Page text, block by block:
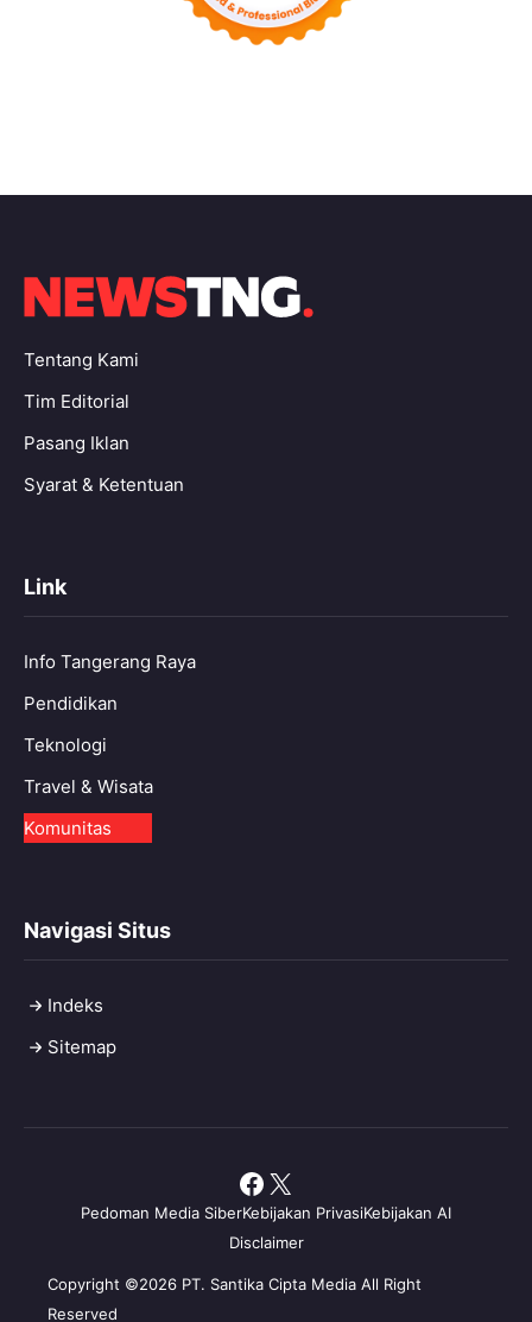
Tentang Kami
Tim Editorial
Pasang Iklan
Syarat & Ketentuan
Link
Info Tangerang Raya
Pendidikan
Teknologi
Travel & Wisata
Komunitas
Navigasi Situs
Indeks
Sitemap
Copyright ©2026 PT. Santika Cipta Media All Right
Reserved
Pedoman Media SiberKebijakan PrivasiKebijakan AI
Disclaimer
Facebook
X